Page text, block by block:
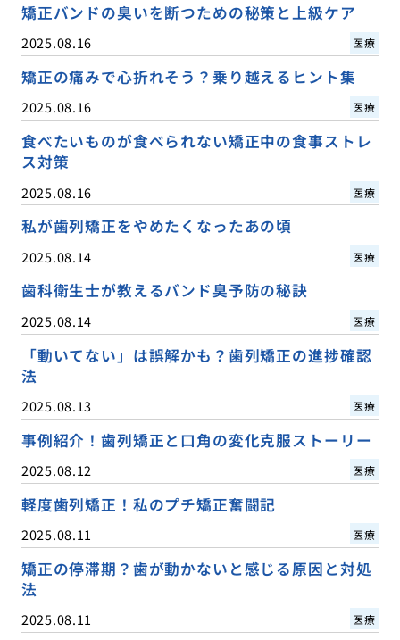
矯正バンドの臭いを断つための秘策と上級ケア
2025.08.16 医療
矯正の痛みで心折れそう？乗り越えるヒント集
2025.08.16 医療
食べたいものが食べられない矯正中の食事ストレ
ス対策
2025.08.16 医療
私が歯列矯正をやめたくなったあの頃
2025.08.14 医療
歯科衛生士が教えるバンド臭予防の秘訣
2025.08.14 医療
「動いてない」は誤解かも？歯列矯正の進捗確認
法
2025.08.13 医療
事例紹介！歯列矯正と口角の変化克服ストーリー
2025.08.12 医療
軽度歯列矯正！私のプチ矯正奮闘記
2025.08.11 医療
矯正の停滞期？歯が動かないと感じる原因と対処
法
2025.08.11 医療